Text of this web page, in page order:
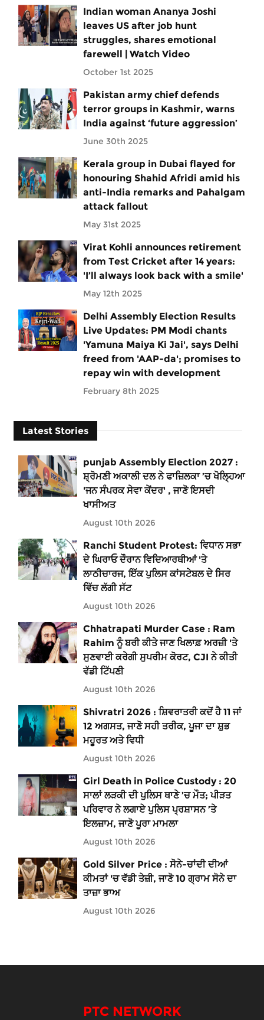
Indian woman Ananya Joshi
leaves US after job hunt
struggles, shares emotional
farewell | Watch Video
October 1st 2025
Pakistan army chief defends
terror groups in Kashmir, warns
India against ‘future aggression’
June 30th 2025
Kerala group in Dubai flayed for
honouring Shahid Afridi amid his
anti-India remarks and Pahalgam
attack fallout
May 31st 2025
Virat Kohli announces retirement
from Test Cricket after 14 years:
'I’ll always look back with a smile'
May 12th 2025
Delhi Assembly Election Results
Live Updates: PM Modi chants
'Yamuna Maiya Ki Jai', says Delhi
freed from 'AAP-da'; promises to
repay win with development
February 8th 2025
Latest Stories
punjab Assembly Election 2027 :
ਸ਼੍ਰੋਮਣੀ ਅਕਾਲੀ ਦਲ ਨੇ ਫਾਜ਼ਿਲਕਾ ’ਚ ਖੋਲ੍ਹਿਆ
'ਜਨ ਸੰਪਰਕ ਸੇਵਾ ਕੇਂਦਰ' , ਜਾਣੋ ਇਸਦੀ
ਖਾਸੀਅਤ
August 10th 2026
Ranchi Student Protest: ਵਿਧਾਨ ਸਭਾ
ਦੇ ਘਿਰਾਓ ਦੌਰਾਨ ਵਿਦਿਆਰਥੀਆਂ 'ਤੇ
ਲਾਠੀਚਾਰਜ, ਇੱਕ ਪੁਲਿਸ ਕਾਂਸਟੇਬਲ ਦੇ ਸਿਰ
ਵਿੱਚ ਲੱਗੀ ਸੱਟ
August 10th 2026
Chhatrapati Murder Case : Ram
Rahim ਨੂੰ ਬਰੀ ਕੀਤੇ ਜਾਣ ਖਿਲਾਫ਼ ਅਰਜ਼ੀ 'ਤੇ
ਸੁਣਵਾਈ ਕਰੇਗੀ ਸੁਪਰੀਮ ਕੋਰਟ, CJI ਨੇ ਕੀਤੀ
ਵੱਡੀ ਟਿੱਪਣੀ
August 10th 2026
Shivratri 2026 : ਸ਼ਿਵਰਾਤਰੀ ਕਦੋਂ ਹੈ 11 ਜਾਂ
12 ਅਗਸਤ, ਜਾਣੋ ਸਹੀ ਤਰੀਕ, ਪੂਜਾ ਦਾ ਸ਼ੁਭ
ਮਹੂਰਤ ਅਤੇ ਵਿਧੀ
August 10th 2026
Girl Death in Police Custody : 20
ਸਾਲਾਂ ਲੜਕੀ ਦੀ ਪੁਲਿਸ ਥਾਣੇ ’ਚ ਮੌਤ; ਪੀੜਤ
ਪਰਿਵਾਰ ਨੇ ਲਗਾਏ ਪੁਲਿਸ ਪ੍ਰਸ਼ਾਸਨ ’ਤੇ
ਇਲਜ਼ਾਮ, ਜਾਣੋ ਪੂਰਾ ਮਾਮਲਾ
August 10th 2026
Gold Silver Price : ਸੋਨੇ-ਚਾਂਦੀ ਦੀਆਂ
ਕੀਮਤਾਂ 'ਚ ਵੱਡੀ ਤੇਜ਼ੀ, ਜਾਣੋ 10 ਗ੍ਰਾਮ ਸੋਨੇ ਦਾ
ਤਾਜ਼ਾ ਭਾਅ
August 10th 2026
PTC NETWORK